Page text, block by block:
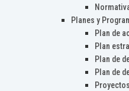
Planes y
Plan de
Plan
Plan de
Plan de